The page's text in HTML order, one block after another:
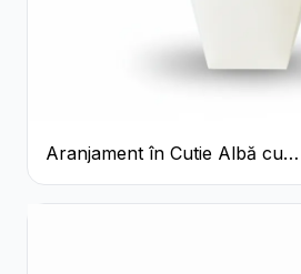
Aranjament în Cutie Albă cu
Trandafiri Roșii și Lisianthus